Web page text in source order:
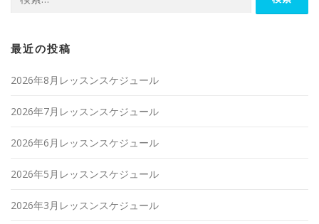
最近の投稿
2026年8月レッスンスケジュール
2026年7月レッスンスケジュール
2026年6月レッスンスケジュール
2026年5月レッスンスケジュール
2026年3月レッスンスケジュール